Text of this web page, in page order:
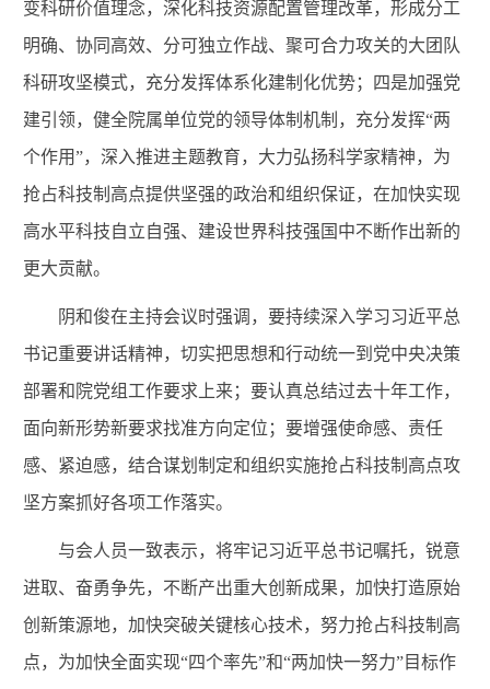
变科研价值理念，深化科技资源配置管理改革，形成分工
明确、协同高效、分可独立作战、聚可合力攻关的大团队
科研攻坚模式，充分发挥体系化建制化优势；四是加强党
建引领，健全院属单位党的领导体制机制，充分发挥“两
个作用”，深入推进主题教育，大力弘扬科学家精神，为
抢占科技制高点提供坚强的政治和组织保证，在加快实现
高水平科技自立自强、建设世界科技强国中不断作出新的
更大贡献。
阴和俊在主持会议时强调，要持续深入学习习近平总
书记重要讲话精神，切实把思想和行动统一到党中央决策
部署和院党组工作要求上来；要认真总结过去十年工作，
面向新形势新要求找准方向定位；要增强使命感、责任
感、紧迫感，结合谋划制定和组织实施抢占科技制高点攻
坚方案抓好各项工作落实。
与会人员一致表示，将牢记习近平总书记嘱托，锐意
进取、奋勇争先，不断产出重大创新成果，加快打造原始
创新策源地，加快突破关键核心技术，努力抢占科技制高
点，为加快全面实现“四个率先”和“两加快一努力”目标作